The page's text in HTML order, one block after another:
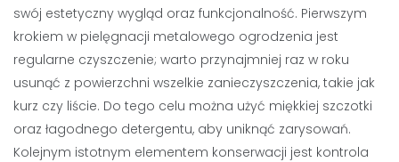
swój estetyczny wygląd oraz funkcjonalność. Pierwszym
krokiem w pielęgnacji metalowego ogrodzenia jest
regularne czyszczenie; warto przynajmniej raz w roku
usunąć z powierzchni wszelkie zanieczyszczenia, takie jak
kurz czy liście. Do tego celu można użyć miękkiej szczotki
oraz łagodnego detergentu, aby uniknąć zarysowań.
Kolejnym istotnym elementem konserwacji jest kontrola